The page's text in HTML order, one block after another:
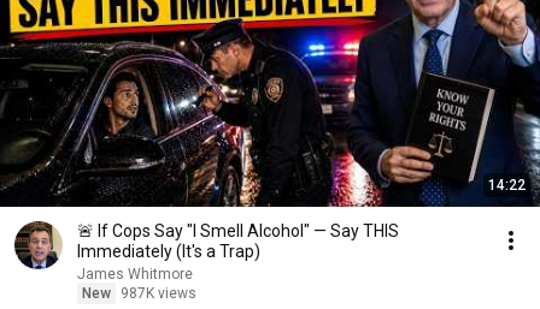
14:22
🚨 If Cops Say "I Smell Alcohol" — Say THIS
Immediately (It's a Trap)
James Whitmore
New
987K views